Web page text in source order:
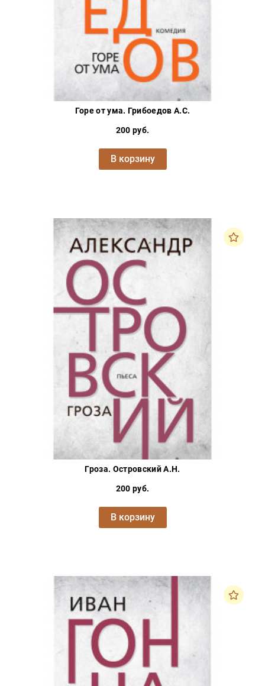
Горе от ума. Грибоедов А.С.
200 руб.
В корзину
Гроза. Островский А.Н.
200 руб.
В корзину